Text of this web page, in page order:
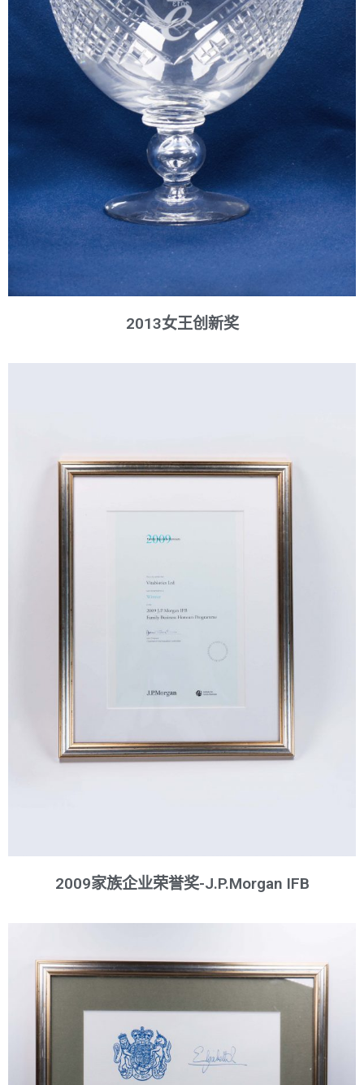
2013女王创新奖
2009家族企业荣誉奖-J.P.Morgan IFB